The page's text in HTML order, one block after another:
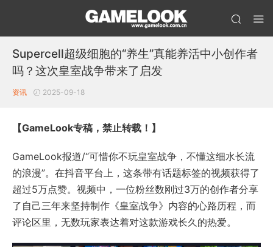
Supercell超级细胞的“养生”真能养活中小创作者
吗？这次皇室战争带来了启发
资讯 2025-09-18
【GameLook专稿，禁止转载！】
GameLook报道/“可惜你不玩皇室战争，不懂这细水长流
的浪漫”。在抖音平台上，这条带有话题标签的视频获得了
超过5万点赞。视频中，一位粉丝数刚过3万的创作者分享
了自己三年来坚持制作《皇室战争》内容的心路历程，而
评论区里，无数玩家表达着对这款游戏长久的热爱。